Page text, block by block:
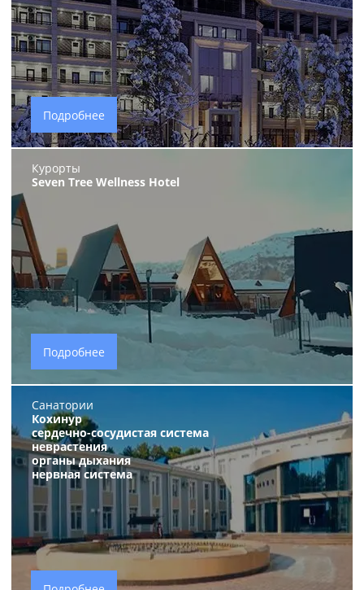
Подробнее
Курорты
Seven Tree Wellness Нotel
Подробнее
Санатории
Кохинур
сердечно-сосудистая система
неврастения
органы дыхания
нервная система